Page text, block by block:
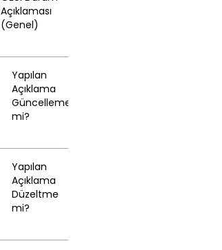
Açıklaması
(Genel)
Yapılan
Açıklama
Güncelleme
mi?
Yapılan
Açıklama
Düzeltme
mi?